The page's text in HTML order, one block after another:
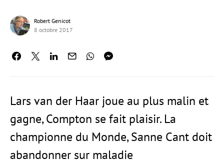
Robert Genicot
8 octobre 2017
Lars van der Haar joue au plus malin et
gagne, Compton se fait plaisir. La
championne du Monde, Sanne Cant doit
abandonner sur maladie